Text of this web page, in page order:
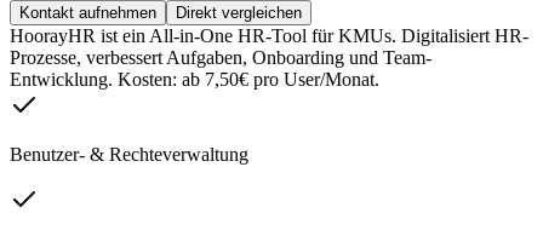
Kontakt aufnehmen Direkt vergleichen
HoorayHR ist ein All-in-One HR-Tool für KMUs. Digitalisiert HR-
Prozesse, verbessert Aufgaben, Onboarding und Team-
Entwicklung. Kosten: ab 7,50€ pro User/Monat.
Benutzer- & Rechteverwaltung